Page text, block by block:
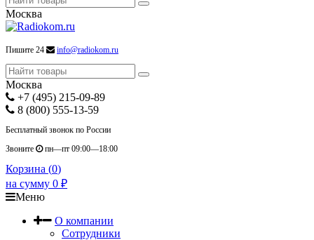
Москва
Пишите 24 info@radiokom.ru
Москва
+7 (495) 215-09-89
8 (800) 555-13-59
Бесплатный звонок по России
Звоните
пн—пт 09:00—18:00
Корзина (0)
на сумму 0 ₽
Меню
О компании
Сотрудники